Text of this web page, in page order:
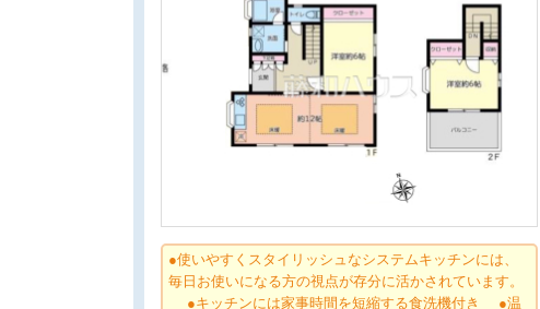
●使いやすくスタイリッシュなシステムキッチンには、
毎日お使いになる方の視点が存分に活かされています。
●キッチンには家事時間を短縮する食洗機付き ●温